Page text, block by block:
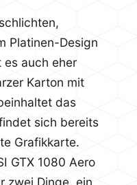
Platinen-Design
es auch eher
Karton mit
das
sich bereits
Grafikkarte.
GTX 1080 Aero
zwei Dinge, ein